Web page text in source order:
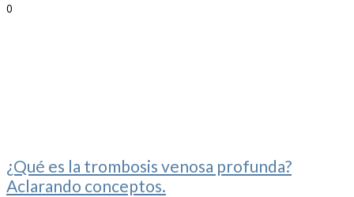
0
¿Qué es la trombosis venosa profunda?
Aclarando conceptos.